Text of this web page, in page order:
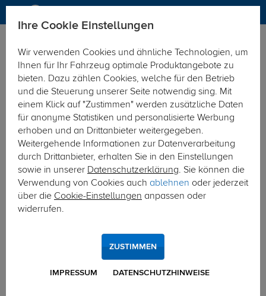
Hier geht's zur Fahrzeugübersicht: Tesla Model Y SUV
Ihre Cookie Einstellungen
Wir verwenden Cookies und ähnliche Technologien, um
Ihnen für Ihr Fahrzeug optimale Produktangebote zu
bieten. Dazu zählen Cookies, welche für den Betrieb
und die Steuerung unserer Seite notwendig sing. Mit
einem Klick auf "Zustimmen" werden zusätzliche Daten
für anonyme Statistiken und personalisierte Werbung
erhoben und an Drittanbieter weitergegeben.
Weitergehende Informationen zur Datenverarbeitung
durch Drittanbieter, erhalten Sie in den Einstellungen
sowie in unserer Datenschutzerklärung. Sie können die
Verwendung von Cookies auch ablehnen oder jederzeit
über die Cookie-Einstellungen anpassen oder
widerrufen.
IMPRESSUM DATENSCHUTZHINWEISE
ZUSTIMMEN